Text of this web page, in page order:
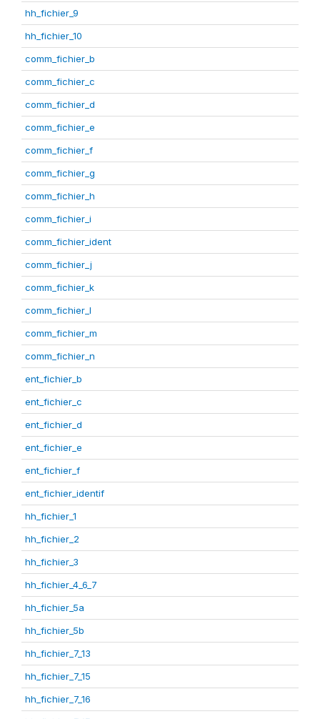
hh_fichier_9
hh_fichier_10
comm_fichier_b
comm_fichier_c
comm_fichier_d
comm_fichier_e
comm_fichier_f
comm_fichier_g
comm_fichier_h
comm_fichier_i
comm_fichier_ident
comm_fichier_j
comm_fichier_k
comm_fichier_l
comm_fichier_m
comm_fichier_n
ent_fichier_b
ent_fichier_c
ent_fichier_d
ent_fichier_e
ent_fichier_f
ent_fichier_identif
hh_fichier_1
hh_fichier_2
hh_fichier_3
hh_fichier_4_6_7
hh_fichier_5a
hh_fichier_5b
hh_fichier_7_13
hh_fichier_7_15
hh_fichier_7_16